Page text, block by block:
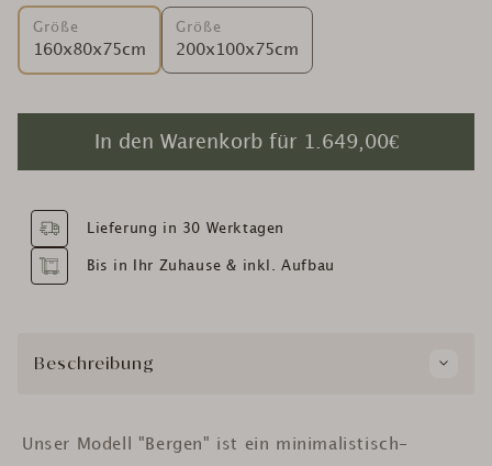
Größe
160x80x75cm
Größe
200x100x75cm
In den Warenkorb für 1.649,00€
Lieferung in 30 Werktagen
Bis in Ihr Zuhause & inkl. Aufbau
Beschreibung
Unser Modell "Bergen" ist ein minimalistisch-